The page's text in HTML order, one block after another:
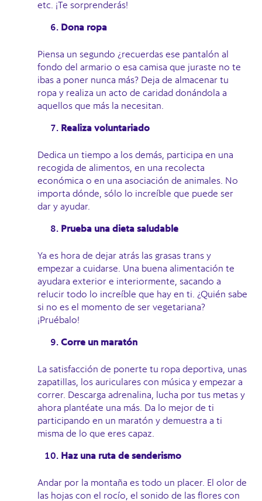
etc. ¡Te sorprenderás!
Dona ropa
Piensa un segundo ¿recuerdas ese pantalón al
fondo del armario o esa camisa que juraste no te
ibas a poner nunca más? Deja de almacenar tu
ropa y realiza un acto de caridad donándola a
aquellos que más la necesitan.
Realiza voluntariado
Dedica un tiempo a los demás, participa en una
recogida de alimentos, en una recolecta
económica o en una asociación de animales. No
importa dónde, sólo lo increíble que puede ser
dar y ayudar.
Prueba una dieta saludable
Ya es hora de dejar atrás las grasas trans y
empezar a cuidarse. Una buena alimentación te
ayudara exterior e interiormente, sacando a
relucir todo lo increíble que hay en ti. ¿Quién sabe
si no es el momento de ser vegetariana?
¡Pruébalo!
Corre un maratón
La satisfacción de ponerte tu ropa deportiva, unas
zapatillas, los auriculares con música y empezar a
correr. Descarga adrenalina, lucha por tus metas y
ahora plantéate una más. Da lo mejor de ti
participando en un maratón y demuestra a ti
misma de lo que eres capaz.
Haz una ruta de senderismo
Andar por la montaña es todo un placer. El olor de
las hojas con el rocío, el sonido de las flores con